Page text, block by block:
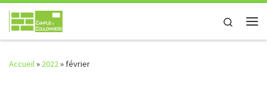
Passer au contenu
Search
Accueil» 2022»février